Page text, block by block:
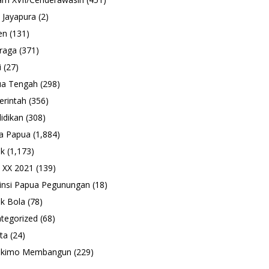
(2)
(131)
(371)
(27)
Tengah (298)
(356)
(308)
Papua (1,884)
(1,173)
2021 (139)
Papua Pegunungan (18)
Bola (78)
(68)
(24)
Membangun (229)